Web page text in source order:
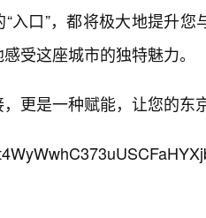
入口”，都将极大地提升
受这座城市的独特魅力。
更是一种赋能，让您的东